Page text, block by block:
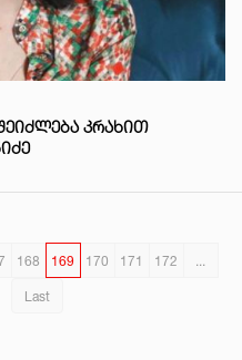
ᲙᲠᲐᲮᲘᲗ
168 169 170 171 172 ...
Last